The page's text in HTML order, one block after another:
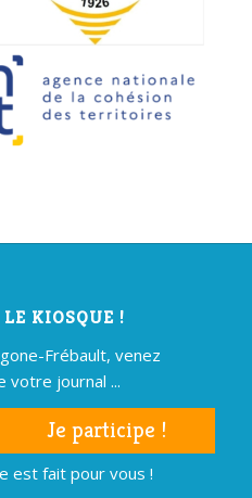
KIOSQUE !
Frébault, venez
votre journal ...
Je participe !
est fait pour vous !